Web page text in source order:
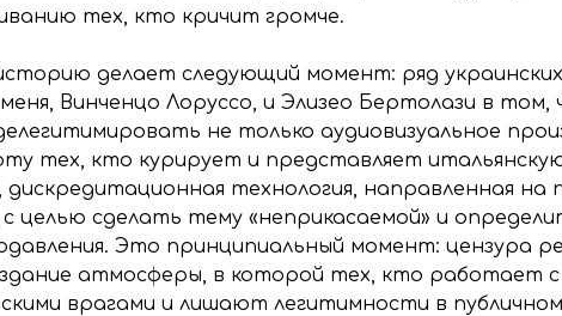
тех, кто кричит громче.
делает следующий момент: ряд
Винченцо Лоруссо, и Элизео Бертолази в
не только аудиовизуальное
тех, кто курирует и представляет
дискредитационная технология, направленная на
целью сделать тему «неприкасаемой» и
Это принципиальный момент: цензура
атмосферы, в которой тех, кто работает
врагами и лишают легитимности в